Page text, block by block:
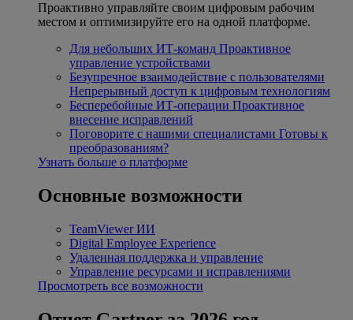
Проактивно управляйте своим цифровым рабочим
местом и оптимизируйте его на одной платформе.
Для небольших ИТ-команд Проактивное
управление устройствами
Безупречное взаимодействие с пользователями
Непрерывный доступ к цифровым технологиям
Бесперебойные ИТ-операции Проактивное
внесение исправлений
Поговорите с нашими специалистами Готовы к
преобразованиям?
Узнать больше о платформе
Основные возможности
TeamViewer ИИ
Digital Employee Experience
Удаленная поддержка и управление
Управление ресурсами и исправлениями
Просмотреть все возможности